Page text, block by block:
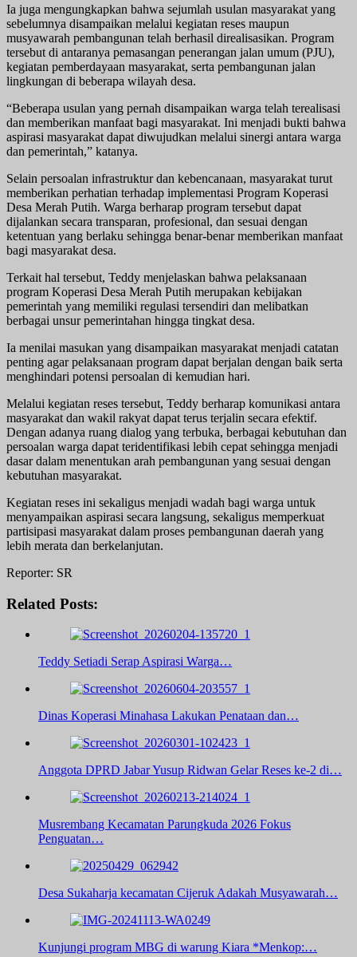
Ia juga mengungkapkan bahwa sejumlah usulan masyarakat yang
sebelumnya disampaikan melalui kegiatan reses maupun
musyawarah pembangunan telah berhasil direalisasikan. Program
tersebut di antaranya pemasangan penerangan jalan umum (PJU),
kegiatan pemberdayaan masyarakat, serta pembangunan jalan
lingkungan di beberapa wilayah desa.
“Beberapa usulan yang pernah disampaikan warga telah terealisasi
dan memberikan manfaat bagi masyarakat. Ini menjadi bukti bahwa
aspirasi masyarakat dapat diwujudkan melalui sinergi antara warga
dan pemerintah,” katanya.
Selain persoalan infrastruktur dan kebencanaan, masyarakat turut
memberikan perhatian terhadap implementasi Program Koperasi
Desa Merah Putih. Warga berharap program tersebut dapat
dijalankan secara transparan, profesional, dan sesuai dengan
ketentuan yang berlaku sehingga benar-benar memberikan manfaat
bagi masyarakat desa.
Terkait hal tersebut, Teddy menjelaskan bahwa pelaksanaan
program Koperasi Desa Merah Putih merupakan kebijakan
pemerintah yang memiliki regulasi tersendiri dan melibatkan
berbagai unsur pemerintahan hingga tingkat desa.
Ia menilai masukan yang disampaikan masyarakat menjadi catatan
penting agar pelaksanaan program dapat berjalan dengan baik serta
menghindari potensi persoalan di kemudian hari.
Melalui kegiatan reses tersebut, Teddy berharap komunikasi antara
masyarakat dan wakil rakyat dapat terus terjalin secara efektif.
Dengan adanya ruang dialog yang terbuka, berbagai kebutuhan dan
persoalan warga dapat teridentifikasi lebih cepat sehingga menjadi
dasar dalam menentukan arah pembangunan yang sesuai dengan
kebutuhan masyarakat.
Kegiatan reses ini sekaligus menjadi wadah bagi warga untuk
menyampaikan aspirasi secara langsung, sekaligus memperkuat
partisipasi masyarakat dalam proses pembangunan daerah yang
lebih merata dan berkelanjutan.
Reporter: SR
Related Posts:
Teddy Setiadi Serap Aspirasi Warga…
Dinas Koperasi Minahasa Lakukan Penataan dan…
Anggota DPRD Jabar Yusup Ridwan Gelar Reses ke-2 di…
Musrembang Kecamatan Parungkuda 2026 Fokus
Penguatan…
Desa Sukaharja kecamatan Cijeruk Adakah Musyawarah…
Kunjungi program MBG di warung Kiara *Menkop:…